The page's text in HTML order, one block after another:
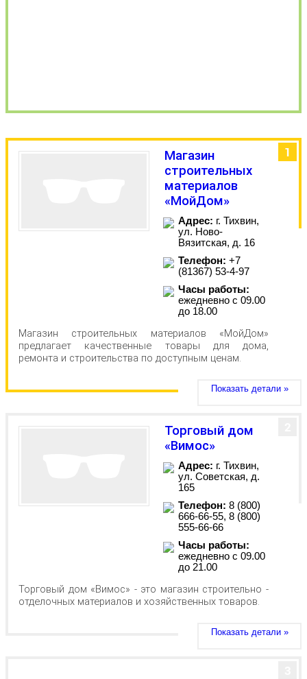
1
Магазин
строительных
материалов
«МойДом»
Адрес: г. Тихвин,
ул. Ново-
Вязитская, д. 16
Телефон: +7
(81367) 53-4-97
Часы работы:
ежедневно с 09.00
до 18.00
Магазин строительных материалов «МойДом»
предлагает качественные товары для дома,
ремонта и строительства по доступным ценам.
Показать детали »
Торговый дом
«Вимос»
Адрес: г. Тихвин,
ул. Советская, д.
165
Телефон: 8 (800)
666-66-55, 8 (800)
555-66-66
Часы работы:
ежедневно с 09.00
до 21.00
Торговый дом «Вимос» - это магазин строительно -
отделочных материалов и хозяйственных товаров.
Показать детали »